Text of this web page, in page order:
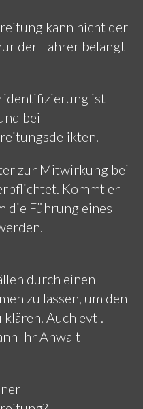
kann nicht der
der Fahrer belangt
ist
bei
zur Mitwirkung bei
Kommt er
die Führung eines
durch einen
zu lassen, um den
Auch evtl.
Ihr Anwalt